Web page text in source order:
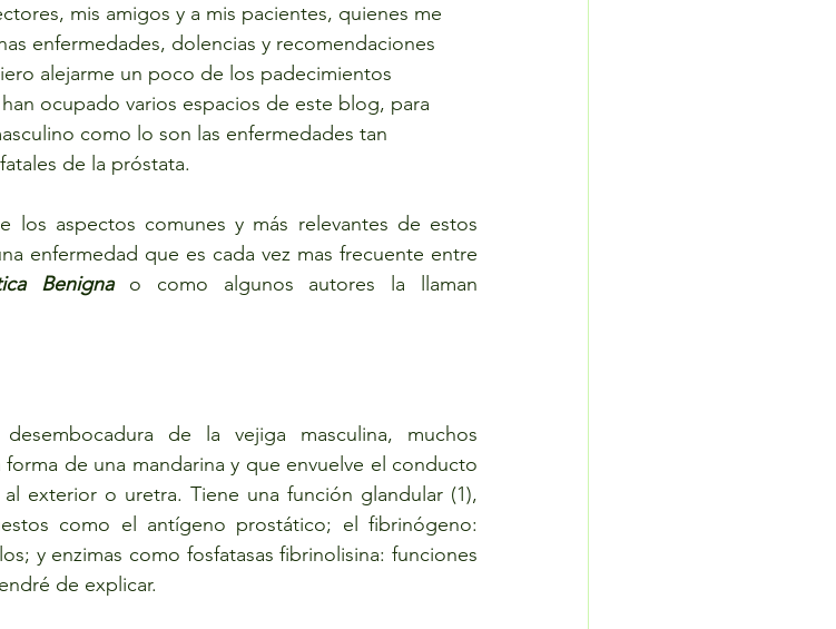
mis amigos y a mis pacientes, quienes me
enfermedades, dolencias y recomendaciones
alejarme un poco de los padecimientos
ocupado varios espacios de este blog, para
como lo son las enfermedades tan
de la próstata.
los aspectos comunes y más relevantes de estos
enfermedad que es cada vez mas frecuente entre
Benigna
de la vejiga masculina, muchos
de una mandarina y que envuelve el conducto
exterior o uretra. Tiene una función glandular (1),
como el antígeno prostático; el fibrinógeno:
y enzimas como fosfatasas fibrinolisina: funciones
de explicar.